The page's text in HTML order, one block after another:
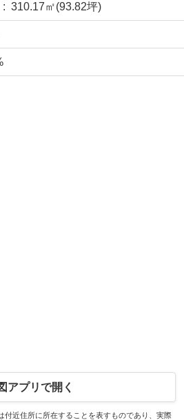
310.17㎡(93.82坪)
アプリで開く
近住所に所在することを表すものであり、実際